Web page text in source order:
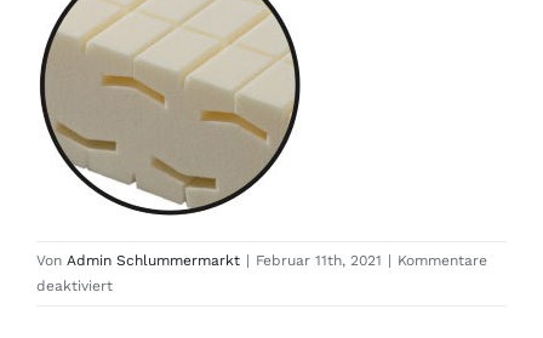
Von Admin Schlummermarkt | Februar 11th, 2021 | Kommentare
deaktiviertfür